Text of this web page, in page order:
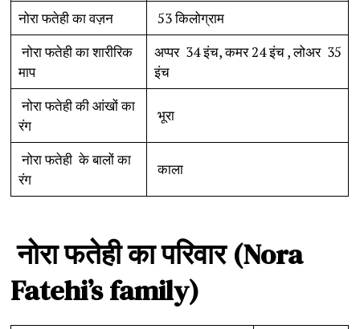
नोरा फतेही का वज़न
53 किलोग्राम
नोरा फतेही का शारीरिक
माप
अप्पर 34 इंच, कमर 24 इंच , लोअर 35
इंच
नोरा फतेही की आंखों का
रंग
भूरा
नोरा फतेही के बालों का
रंग
काला
नोराफतेहीकापरिवार(Nora
Fatehi’s family)